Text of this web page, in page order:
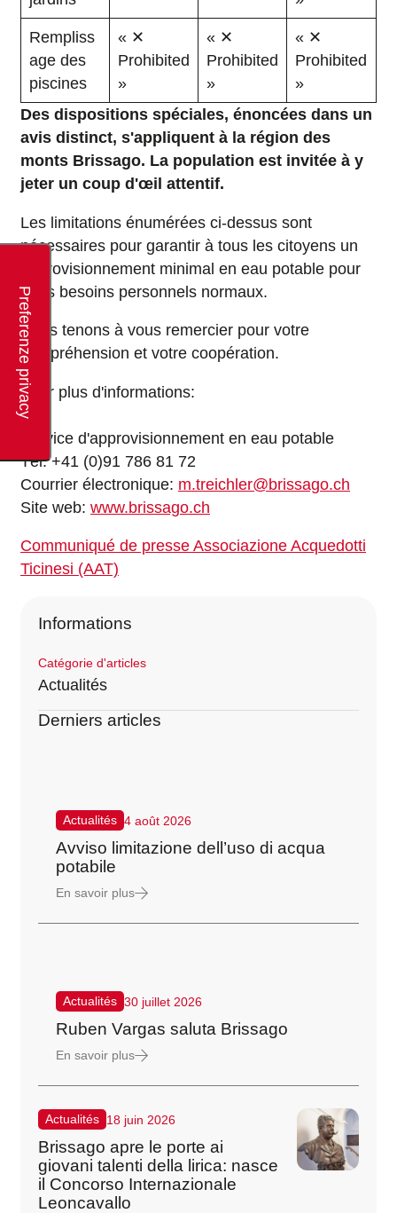
Rempliss
age des
piscines
« ✕
Prohibited
»
« ✕
Prohibited
»
« ✕
Prohibited
»
Des dispositions spéciales, énoncées dans un
avis distinct, s'appliquent à la région des
monts Brissago. La population est invitée à y
jeter un coup d'œil attentif.
Les limitations énumérées ci-dessus sont
nécessaires pour garantir à tous les citoyens un
approvisionnement minimal en eau potable pour
leurs besoins personnels normaux.
Nous tenons à vous remercier pour votre
compréhension et votre coopération.
Pour plus d'informations:
Service d'approvisionnement en eau potable
Tél. +41 (0)91 786 81 72
Courrier électronique: m.treichler@brissago.ch
Site web: www.brissago.ch
Communiqué de presse Associazione Acquedotti
Ticinesi (AAT)
Informations
Catégorie d'articles
Actualités
Derniers articles
Actualités 4 août 2026
Avviso limitazione dell’uso di acqua
potabile
En savoir plus
Actualités 30 juillet 2026
Ruben Vargas saluta Brissago
En savoir plus
Actualités 18 juin 2026
Brissago apre le porte ai
giovani talenti della lirica: nasce
il Concorso Internazionale
Leoncavallo